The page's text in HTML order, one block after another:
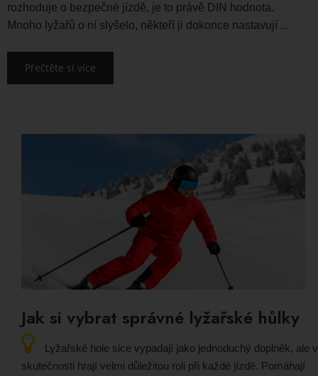
rozhoduje o bezpečné jízdě, je to právě DIN hodnota.
Mnoho lyžařů o ní slyšelo, někteří ji dokonce nastavují ...
Přečtěte si více
Jak si vybrat správné lyžařské hůlky
Lyžařské hole sice vypadají jako jednoduchý doplněk, ale
skutečnosti hrají velmi důležitou roli při každé jízdě. Pomáhají